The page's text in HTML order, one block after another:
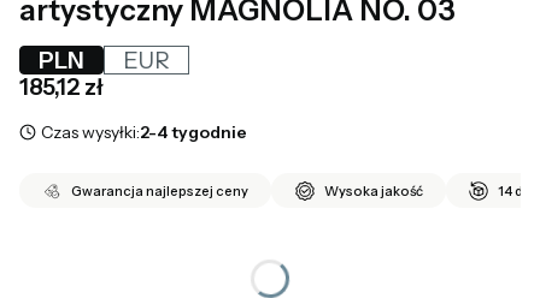
artystyczny MAGNOLIA NO. 03
PLN
EUR
Cena
185,12 zł
Czas wysyłki:2-4 tygodnie
Gwarancja najlepszej ceny Wysoka jakość 14 dni